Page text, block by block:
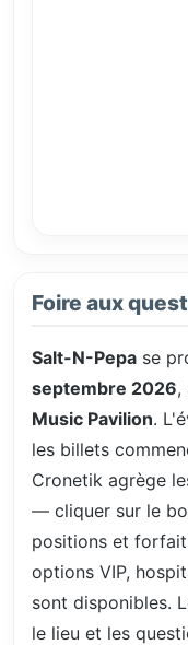
Foire aux
Salt-N-Pepa se
septembre 2026,
Music Pavilion.
les billets
Cronetik agrège
— cliquer sur le
positions et
options VIP,
sont disponibles.
le lieu et les